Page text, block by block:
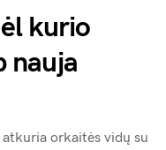
kurio
nauja
orkaitės vidų su